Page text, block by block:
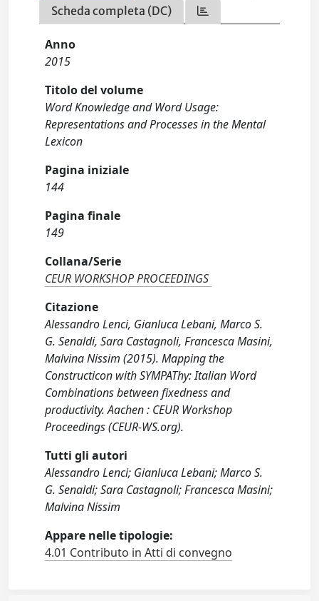
Scheda completa (DC)
Anno
2015
Titolo del volume
Word Knowledge and Word Usage:
Representations and Processes in the Mental
Lexicon
Pagina iniziale
144
Pagina finale
149
Collana/Serie
CEUR WORKSHOP PROCEEDINGS
Citazione
Alessandro Lenci, Gianluca Lebani, Marco S.
G. Senaldi, Sara Castagnoli, Francesca Masini,
Malvina Nissim (2015). Mapping the
Constructicon with SYMPAThy: Italian Word
Combinations between fixedness and
productivity. Aachen : CEUR Workshop
Proceedings (CEUR-WS.org).
Tutti gli autori
Alessandro Lenci; Gianluca Lebani; Marco S.
G. Senaldi; Sara Castagnoli; Francesca Masini;
Malvina Nissim
Appare nelle tipologie:
4.01 Contributo in Atti di convegno